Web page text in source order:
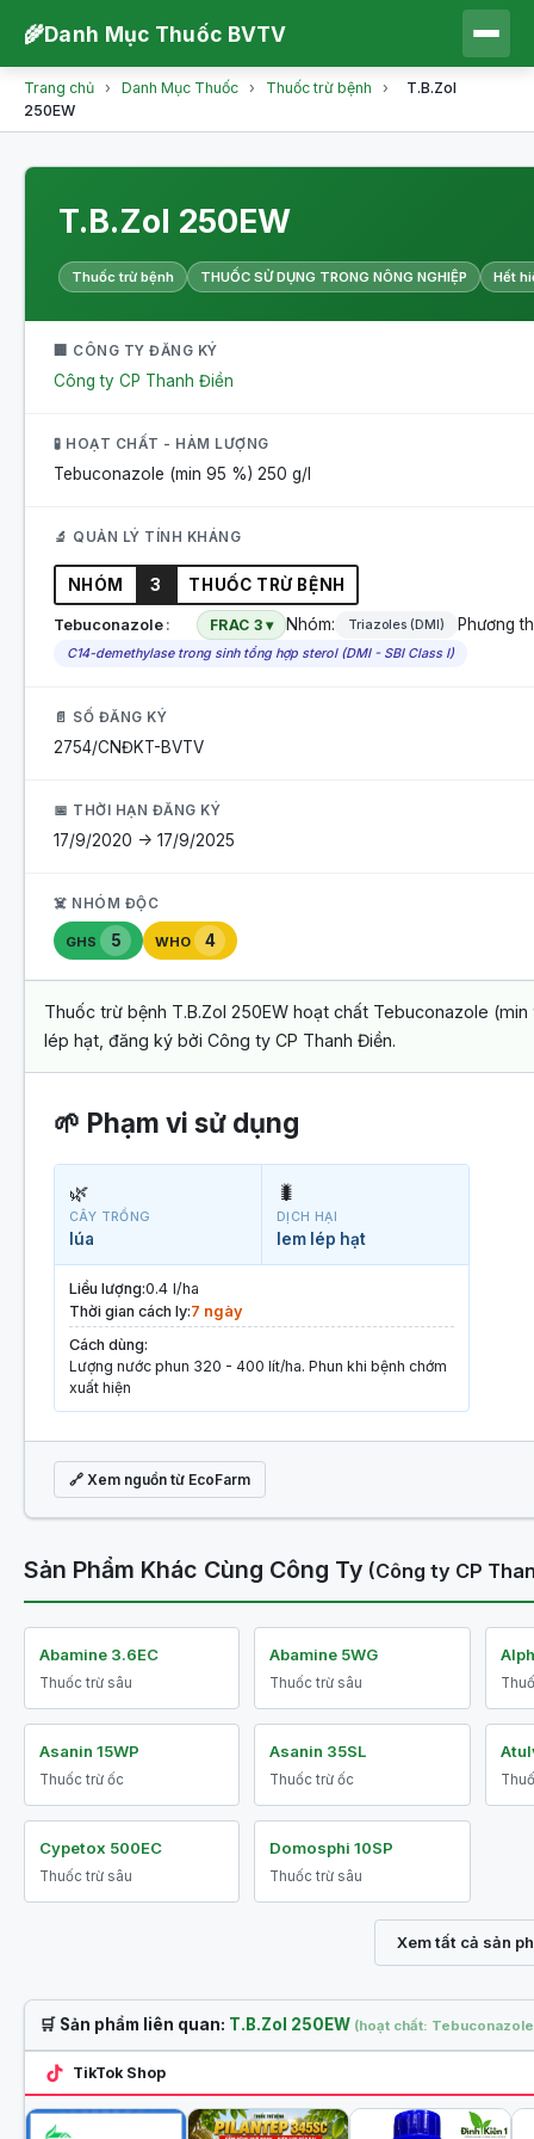
🌾Danh Mục Thuốc BVTV
Trang chủ › Danh Mục Thuốc › Thuốc trừ bệnh ›
T.B.Zol
250EW
T.B.Zol 250EW
Thuốc trừ bệnh THUỐC SỬ DỤNG TRONG NÔNG NGHIỆP Hết
🏢 CÔNG TY ĐĂNG KÝ
Công ty CP Thanh Điền
🧪 HOẠT CHẤT - HÀM LƯỢNG
Tebuconazole (min 95 %) 250 g/l
🔬 QUẢN LÝ TÍNH KHÁNG
NHÓM 3 THUỐC TRỪ BỆNH
Tebuconazole FRAC 3 ▾ Nhóm: Triazoles (DMI) Phương
C14-demethylase trong sinh tổng hợp sterol (DMI - SBI Class I)
📄 SỐ ĐĂNG KÝ
2754/CNĐKT-BVTV
📅 THỜI HẠN ĐĂNG KÝ
17/9/2020 -> 17/9/2025
☠️ NHÓM ĐỘC
GHS 5 WHO 4
Thuốc trừ bệnh T.B.Zol 250EW hoạt chất Tebuconazole
lép hạt, đăng ký bởi Công ty CP Thanh Điền.
🌱 Phạm vi sử dụng
🌿
CÂY TRỒNG
lúa
🐛
DỊCH HẠI
lem lép hạt
Liều lượng:0.4 l/ha
Thời gian cách ly:7 ngày
Cách dùng:
Lượng nước phun 320 - 400 lít/ha. Phun khi bệnh chớm
xuất hiện
🔗 Xem nguồn từ EcoFarm
Sản Phẩm Khác Cùng Công Ty (Công ty CP
Abamine 3.6EC
Thuốc trừ sâu
Abamine 5WG
Thuốc trừ sâu
Asanin 15WP
Thuốc trừ ốc
Asanin 35SL
Thuốc trừ ốc
Cypetox 500EC
Thuốc trừ sâu
Domosphi 10SP
Thuốc trừ sâu
Xem tất cả sản
🛒 Sản phẩm liên quan: T.B.Zol 250EW (hoạt chất:
TikTok Shop